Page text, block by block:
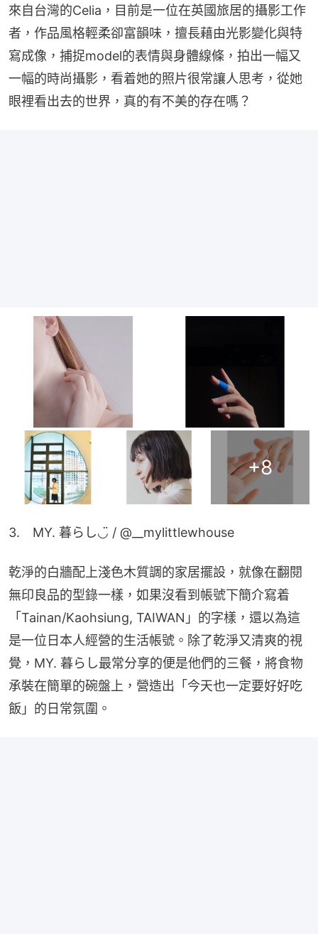
來自台灣的Celia，目前是一位在英國旅居的攝影工作
者，作品風格輕柔卻富韻味，擅長藉由光影變化與特
寫成像，捕捉model的表情與身體線條，拍出一幅又
一幅的時尚攝影，看着她的照片很常讓人思考，從她
眼裡看出去的世界，真的有不美的存在嗎？
+8
3.　MY. 暮らし◡̈ / @__mylittlewhouse
乾淨的白牆配上淺色木質調的家居擺設，就像在翻閱
無印良品的型錄一樣，如果沒看到帳號下簡介寫着
「Tainan/Kaohsiung, TAIWAN」的字樣，還以為這
是一位日本人經營的生活帳號。除了乾淨又清爽的視
覺，MY. 暮らし最常分享的便是他們的三餐，將食物
承裝在簡單的碗盤上，營造出「今天也一定要好好吃
飯」的日常氛圍。